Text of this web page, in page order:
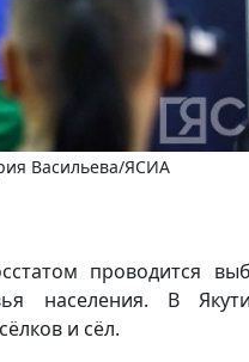
Васильева/ЯСИА
проводится
населения. В
и сёл.